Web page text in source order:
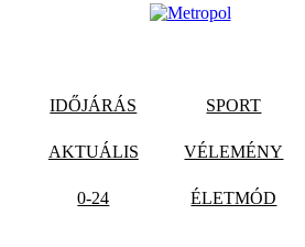
IDŐJÁRÁS SPORT
AKTUÁLIS VÉLEMÉNY
0-24 ÉLETMÓD